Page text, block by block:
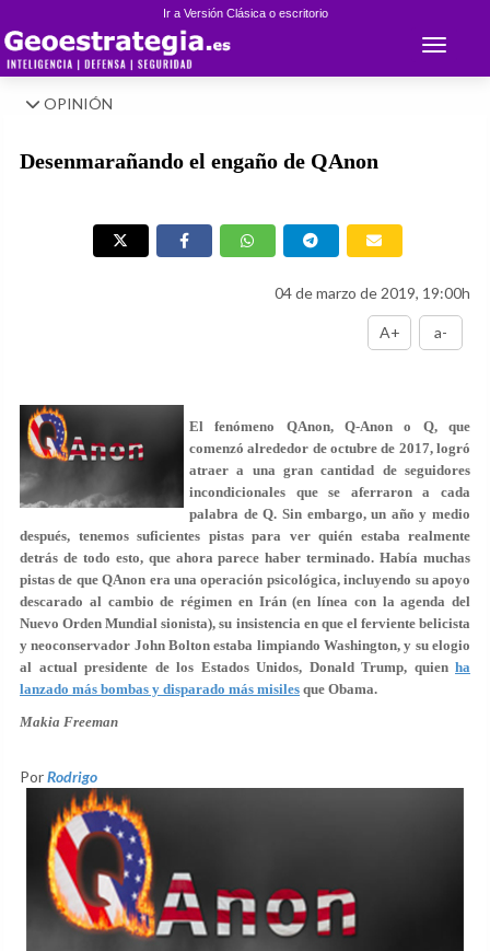
Ir a Versión Clásica o escritorio
Toggle
OPINIÓN
Desenmarañando el engaño de QAnon
04 de marzo de 2019, 19:00h
A+ a-
El fenómeno QAnon, Q-Anon o Q, que
comenzó alrededor de octubre de 2017, logró
atraer a una gran cantidad de seguidores
incondicionales que se aferraron a cada
palabra de Q. Sin embargo, un año y medio
después, tenemos suficientes pistas para ver quién estaba realmente
detrás de todo esto, que ahora parece haber terminado. Había muchas
pistas de que QAnon era una operación psicológica, incluyendo su apoyo
descarado al cambio de régimen en Irán (en línea con la agenda del
Nuevo Orden Mundial sionista), su insistencia en que el ferviente belicista
y neoconservador John Bolton estaba limpiando Washington, y su elogio
al actual presidente de los Estados Unidos, Donald Trump, quien ha
lanzado más bombas y disparado más misiles que Obama.
Makia Freeman
PorRodrigo